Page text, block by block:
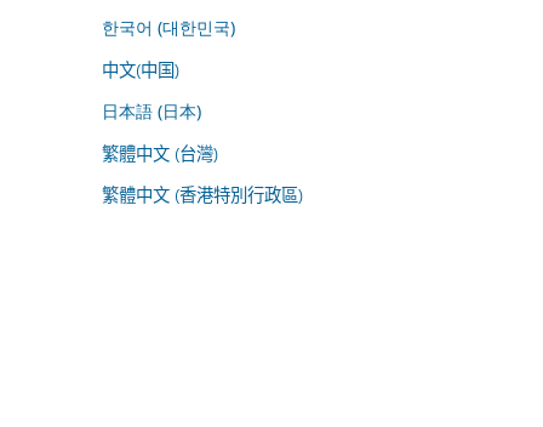
한국어 (대한민국)
中文(中国)
日本語 (日本)
繁體中文 (台灣)
繁體中文 (香港特別行政區)